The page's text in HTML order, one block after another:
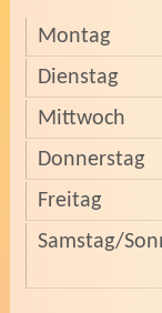
Montag
Dienstag
Mittwoch
Donnerstag
Freitag
Samstag/